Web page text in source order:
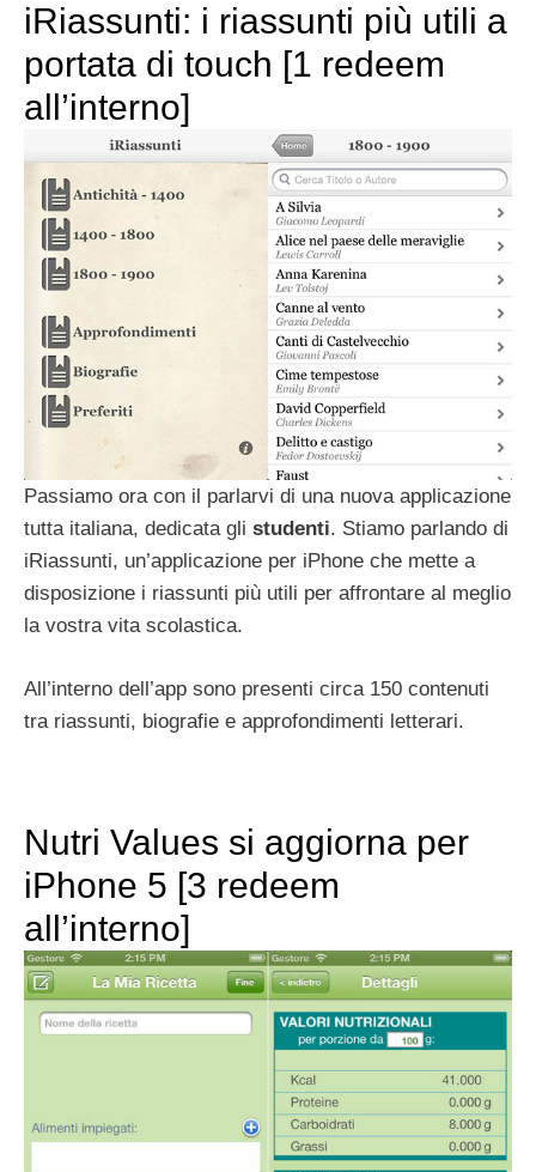
iRiassunti: i riassunti più utili a
portata di touch [1 redeem
all’interno]
Passiamo ora con il parlarvi di una nuova applicazione
tutta italiana, dedicata gli studenti. Stiamo parlando di
iRiassunti, un’applicazione per iPhone che mette a
disposizione i riassunti più utili per affrontare al meglio
la vostra vita scolastica.
All’interno dell’app sono presenti circa 150 contenuti
tra riassunti, biografie e approfondimenti letterari.
Nutri Values si aggiorna per
iPhone 5 [3 redeem
all’interno]